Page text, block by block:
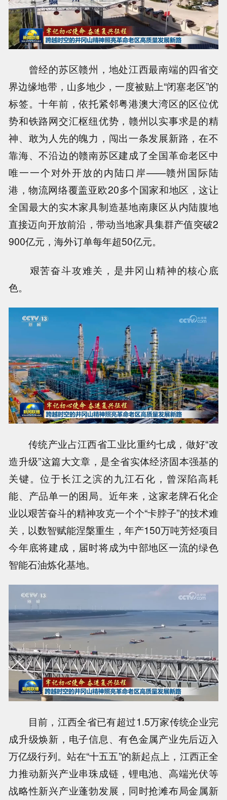
曾经的苏区赣州，地处江西最南端的四省交
界边缘地带，山多地少，一度被贴上“闭塞老区”的
标签。十年前，依托紧邻粤港澳大湾区的区位优
势和铁路网交汇枢纽优势，赣州以实事求是的精
神、敢为人先的魄力，闯出一条发展新路，在不
靠海、不沿边的赣南苏区建成了全国革命老区中
唯一一个对外开放的内陆口岸——赣州国际陆
港，物流网络覆盖亚欧20多个国家和地区，这让
全国最大的实木家具制造基地南康区从内陆腹地
直接迈向开放前沿，带动当地家具集群产值突破2
900亿元，海外订单每年超50亿元。
艰苦奋斗攻难关，是井冈山精神的核心底
色。
传统产业占江西省工业比重约七成，做好“改
造升级”这篇大文章，是全省实体经济固本强基的
关键。位于长江之滨的九江石化，曾深陷高耗
能、产品单一的困局。近年来，这家老牌石化企
业以艰苦奋斗的精神攻克一个个“卡脖子”的技术难
关，以数智赋能涅槃重生，年产150万吨芳烃项目
今年底将建成，届时将成为中部地区一流的绿色
智能石油炼化基地。
目前，江西全省已有超过1.5万家传统企业完
成升级焕新，电子信息、有色金属产业先后迈入
万亿级行列。站在“十五五”的新起点上，江西正全
力推动新兴产业串珠成链，锂电池、高端光伏等
战略性新兴产业蓬勃发展，同时抢滩布局金属新